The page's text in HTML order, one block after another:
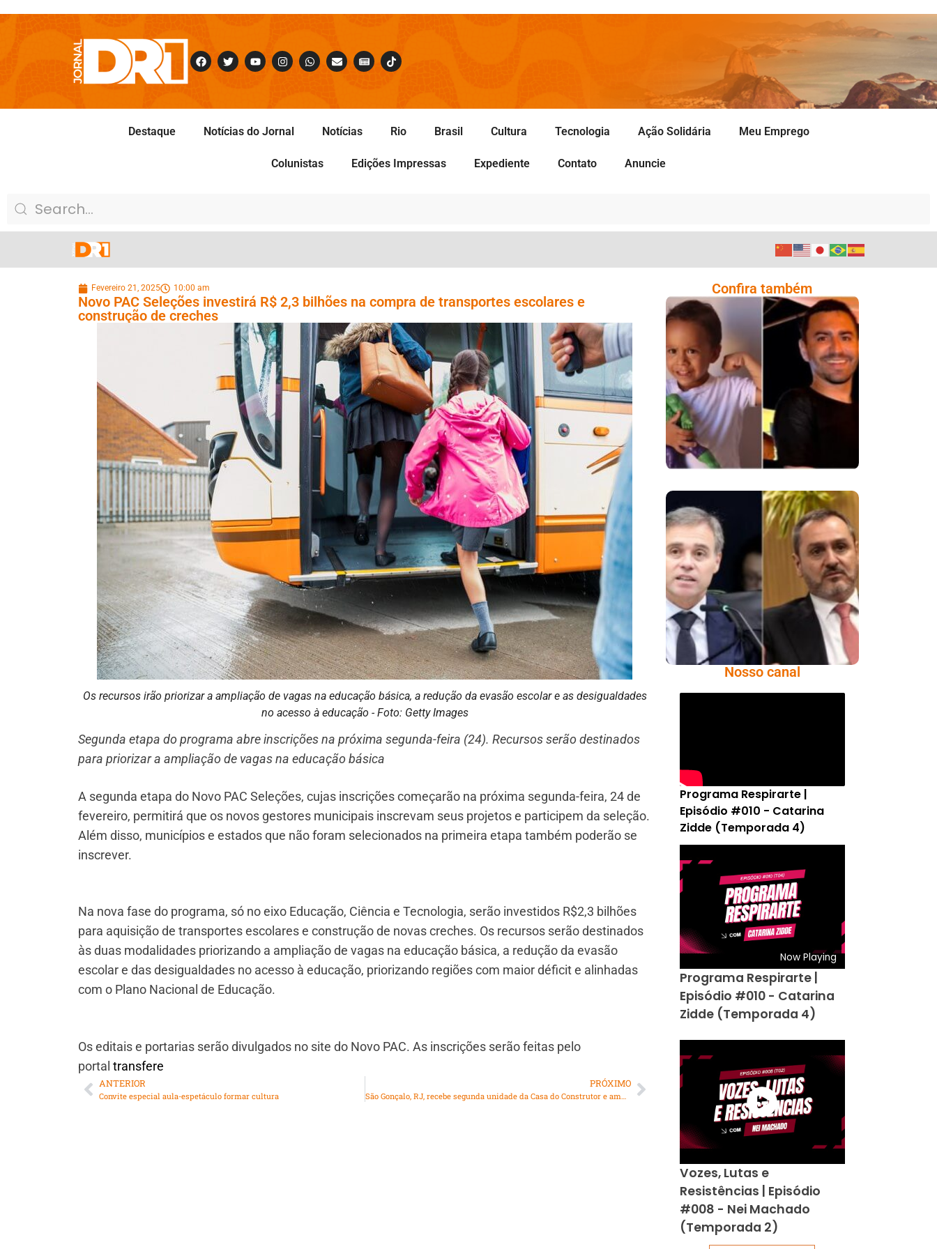
Destaque Notícias do Jornal Notícias Rio Brasil Cultura Tecnologia Ação Solidária Meu Emprego
Colunistas Edições Impressas Expediente Contato Anuncie
Fevereiro 21, 2025 10:00 am
Novo PAC Seleções investirá R$ 2,3 bilhões na compra de transportes escolares e
construção de creches
Os recursos irão priorizar a ampliação de vagas na educação básica, a redução da evasão escolar e as desigualdades
no acesso à educação - Foto: Getty Images
Segunda etapa do programa abre inscrições na próxima segunda-feira (24). Recursos serão destinados
para priorizar a ampliação de vagas na educação básica
A segunda etapa do Novo PAC Seleções, cujas inscrições começarão na próxima segunda-feira, 24 de
fevereiro, permitirá que os novos gestores municipais inscrevam seus projetos e participem da seleção.
Além disso, municípios e estados que não foram selecionados na primeira etapa também poderão se
inscrever.
Na nova fase do programa, só no eixo Educação, Ciência e Tecnologia, serão investidos R$2,3 bilhões
para aquisição de transportes escolares e construção de novas creches. Os recursos serão destinados
às duas modalidades priorizando a ampliação de vagas na educação básica, a redução da evasão
escolar e das desigualdades no acesso à educação, priorizando regiões com maior déficit e alinhadas
com o Plano Nacional de Educação.
Os editais e portarias serão divulgados no site do Novo PAC. As inscrições serão feitas pelo
portal transfere
ANTERIOR
Convite especial aula-espetáculo formar cultura
PRÓXIMO
São Gonçalo, RJ, recebe segunda unidade da Casa do Construtor e amplia acesso a soluções para construção
Confira também
Comoção Marca
Despedida De
Menino De 3 Anos E
Reacende Debate
Sobre Proteção À
Infância
Superintendentes Da
Polícia Federal
Manifestam Apoio
Ao Diretor-Geral Em
Meio A Tensão Com
O STF
Nosso canal
Programa Respirarte |
Episódio #010 - Catarina
Zidde (Temporada 4)
Now Playing
Programa Respirarte |
Episódio #010 - Catarina
Zidde (Temporada 4)
Vozes, Lutas e
Resistências | Episódio
#008 - Nei Machado
(Temporada 2)